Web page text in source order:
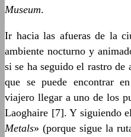
Museum.
Ir hacia las afueras de la
ambiente nocturno y
si se ha seguido el rastro de
que se puede encontrar
viajero llegar a uno de los
Laoghaire [7]. Y siguiendo
Metals» (porque sigue la